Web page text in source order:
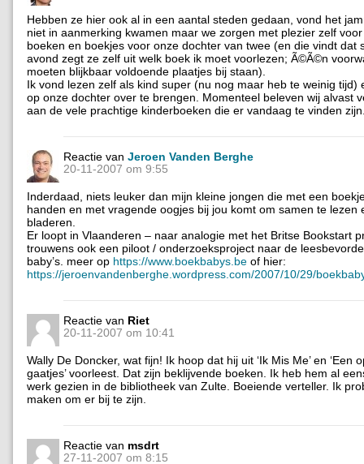
Hebben ze hier ook al in een aantal steden gedaan, vond het
niet in aanmerking kwamen maar we zorgen met plezier zelf
boeken en boekjes voor onze dochter van twee (en die vindt dat
avond zegt ze zelf uit welk boek ik moet voorlezen; Ã©Ã©n
moeten blijkbaar voldoende plaatjes bij staan).
Ik vond lezen zelf als kind super (nu nog maar heb te weinig tijd)
op onze dochter over te brengen. Momenteel beleven wij alvast
aan de vele prachtige kinderboeken die er vandaag te vinden
Reactie van Jeroen Vanden Berghe
20-11-2007 om 9:55
Inderdaad, niets leuker dan mijn kleine jongen die met een
handen en met vragende oogjes bij jou komt om samen te lezen
bladeren.
Er loopt in Vlaanderen – naar analogie met het Britse Bookstart
trouwens ook een piloot / onderzoeksproject naar de
baby’s. meer op https://www.boekbabys.be of hier:
https://jeroenvandenberghe.wordpress.com/2007/10/29/
Reactie van Riet
20-11-2007 om 10:41
Wally De Doncker, wat fijn! Ik hoop dat hij uit ‘Ik Mis Me’ en ‘Een
gaatjes’ voorleest. Dat zijn beklijvende boeken. Ik heb hem al
werk gezien in de bibliotheek van Zulte. Boeiende verteller. Ik
maken om er bij te zijn.
Reactie van msdrt
27-11-2007 om 8:15